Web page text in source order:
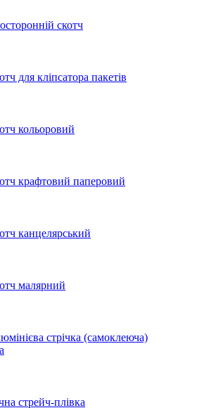
скотч
для кліпсатора пакетів
кольоровий
крафтовий паперовий
канцелярський
малярний
стрічка (самоклеюча)
стрейч-плівка